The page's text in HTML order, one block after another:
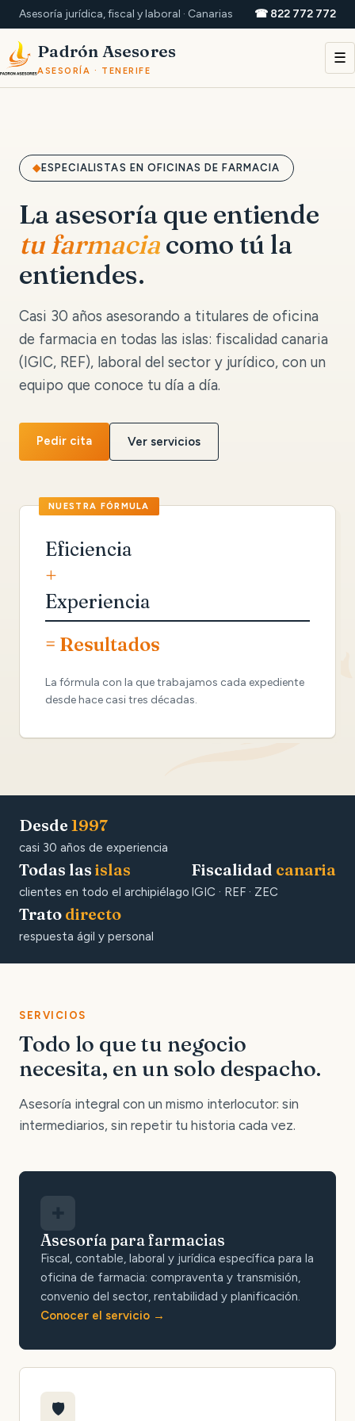
Asesoría jurídica, fiscal y laboral · Canarias ☎ 822 772 772
Padrón Asesores
ASESORÍA · TENERIFE
☰
ESPECIALISTAS EN OFICINAS DE FARMACIA
La asesoría que entiende
tu farmaciacomo tú la
entiendes.
Casi 30 años asesorando a titulares de oficina
de farmacia en todas las islas: fiscalidad canaria
(IGIC, REF), laboral del sector y jurídico, con un
equipo que conoce tu día a día.
Pedir cita Ver servicios
Eficiencia
+
Experiencia
= Resultados
La fórmula con la que trabajamos cada expediente
desde hace casi tres décadas.
Desde 1997
casi 30 años de experiencia
Todas las islas
clientes en todo el archipiélago
Fiscalidad canaria
IGIC · REF · ZEC
Trato directo
respuesta ágil y personal
SERVICIOS
Todo lo que tu negocio
necesita, en un solo despacho.
Asesoría integral con un mismo interlocutor: sin
intermediarios, sin repetir tu historia cada vez.
Asesoría para farmacias
Fiscal, contable, laboral y jurídica específica para la
oficina de farmacia: compraventa y transmisión,
convenio del sector, rentabilidad y planificación.
Conocer el servicio
🛡️